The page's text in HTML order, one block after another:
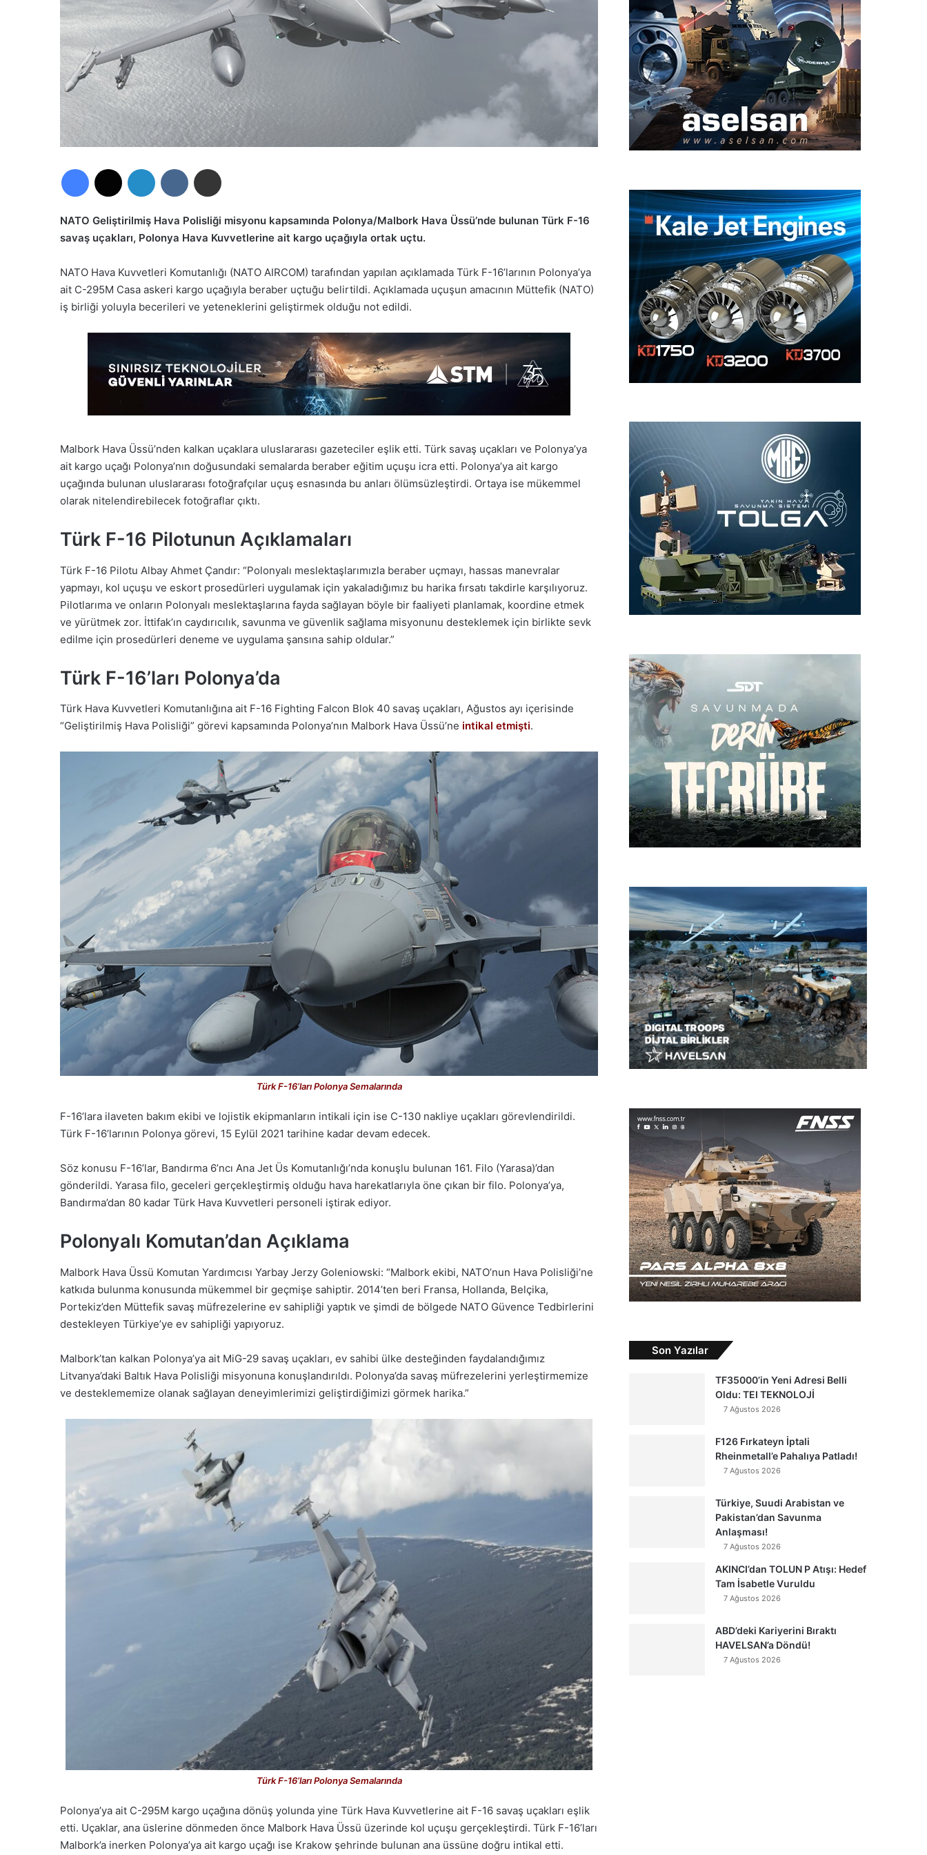
NATO Geliştirilmiş Hava Polisliği misyonu kapsamında Polonya/Malbork Hava Üssü’nde bulunan Türk F-16
savaş uçakları, Polonya Hava Kuvvetlerine ait kargo uçağıyla ortak uçtu.
NATO Hava Kuvvetleri Komutanlığı (NATO AIRCOM) tarafından yapılan açıklamada Türk F-16’larının Polonya’ya
ait C-295M Casa askeri kargo uçağıyla beraber uçtuğu belirtildi. Açıklamada uçuşun amacının Müttefik (NATO)
iş birliği yoluyla becerileri ve yeteneklerini geliştirmek olduğu not edildi.
Malbork Hava Üssü’nden kalkan uçaklara uluslararası gazeteciler eşlik etti. Türk savaş uçakları ve Polonya’ya
ait kargo uçağı Polonya’nın doğusundaki semalarda beraber eğitim uçuşu icra etti. Polonya’ya ait kargo
uçağında bulunan uluslararası fotoğrafçılar uçuş esnasında bu anları ölümsüzleştirdi. Ortaya ise mükemmel
olarak nitelendirebilecek fotoğraflar çıktı.
Türk F-16 Pilotunun Açıklamaları
Türk F-16 Pilotu Albay Ahmet Çandır: “Polonyalı meslektaşlarımızla beraber uçmayı, hassas manevralar
yapmayı, kol uçuşu ve eskort prosedürleri uygulamak için yakaladığımız bu harika fırsatı takdirle karşılıyoruz.
Pilotlarıma ve onların Polonyalı meslektaşlarına fayda sağlayan böyle bir faaliyeti planlamak, koordine etmek
ve yürütmek zor. İttifak’ın caydırıcılık, savunma ve güvenlik sağlama misyonunu desteklemek için birlikte sevk
edilme için prosedürleri deneme ve uygulama şansına sahip oldular.”
Türk F-16’ları Polonya’da
Türk Hava Kuvvetleri Komutanlığına ait F-16 Fighting Falcon Blok 40 savaş uçakları, Ağustos ayı içerisinde
“Geliştirilmiş Hava Polisliği” görevi kapsamında Polonya’nın Malbork Hava Üssü’ne intikal etmişti.
Türk F-16’ları Polonya Semalarında
F-16’lara ilaveten bakım ekibi ve lojistik ekipmanların intikali için ise C-130 nakliye uçakları görevlendirildi.
Türk F-16’larının Polonya görevi, 15 Eylül 2021 tarihine kadar devam edecek.
Söz konusu F-16’lar, Bandırma 6’ncı Ana Jet Üs Komutanlığı’nda konuşlu bulunan 161. Filo (Yarasa)’dan
gönderildi. Yarasa filo, geceleri gerçekleştirmiş olduğu hava harekatlarıyla öne çıkan bir filo. Polonya’ya,
Bandırma’dan 80 kadar Türk Hava Kuvvetleri personeli iştirak ediyor.
Polonyalı Komutan’dan Açıklama
Malbork Hava Üssü Komutan Yardımcısı Yarbay Jerzy Goleniowski: “Malbork ekibi, NATO’nun Hava Polisliği’ne
katkıda bulunma konusunda mükemmel bir geçmişe sahiptir. 2014’ten beri Fransa, Hollanda, Belçika,
Portekiz’den Müttefik savaş müfrezelerine ev sahipliği yaptık ve şimdi de bölgede NATO Güvence Tedbirlerini
destekleyen Türkiye’ye ev sahipliği yapıyoruz.
Malbork’tan kalkan Polonya’ya ait MiG-29 savaş uçakları, ev sahibi ülke desteğinden faydalandığımız
Litvanya’daki Baltık Hava Polisliği misyonuna konuşlandırıldı. Polonya’da savaş müfrezelerini yerleştirmemize
ve desteklememize olanak sağlayan deneyimlerimizi geliştirdiğimizi görmek harika.”
Türk F-16’ları Polonya Semalarında
Polonya’ya ait C-295M kargo uçağına dönüş yolunda yine Türk Hava Kuvvetlerine ait F-16 savaş uçakları eşlik
etti. Uçaklar, ana üslerine dönmeden önce Malbork Hava Üssü üzerinde kol uçuşu gerçekleştirdi. Türk F-16’ları
Malbork’a inerken Polonya’ya ait kargo uçağı ise Krakow şehrinde bulunan ana üssüne doğru intikal etti.
Son Yazılar
TF35000’in Yeni Adresi Belli
Oldu: TEI TEKNOLOJİ
7 Ağustos 2026
F126 Fırkateyn İptali
Rheinmetall’e Pahalıya Patladı!
7 Ağustos 2026
Türkiye, Suudi Arabistan ve
Pakistan’dan Savunma
Anlaşması!
7 Ağustos 2026
AKINCI’dan TOLUN P Atışı: Hedef
Tam İsabetle Vuruldu
7 Ağustos 2026
ABD’deki Kariyerini Bıraktı
HAVELSAN’a Döndü!
7 Ağustos 2026